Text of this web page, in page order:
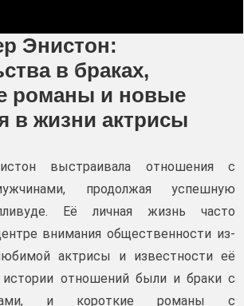
Энистон:
в браках,
романы и новые
в жизни актрисы
выстраивала отношения с
продолжая успешную
Её личная жизнь часто
внимания общественности из-
актрисы и известности её
истории отношений были и браки с
и короткие романы с